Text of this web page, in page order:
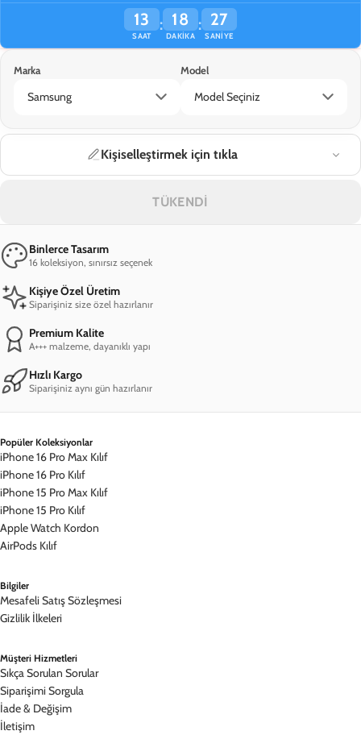
13
SAAT
: 18
DAKIKA
: 27
SANIYE
Marka
Samsung
Model
Model Seçiniz
Kişiselleştirmek için tıkla
TÜKENDİ
Binlerce Tasarım
16 koleksiyon, sınırsız seçenek
Kişiye Özel Üretim
Siparişiniz size özel hazırlanır
Premium Kalite
A+++ malzeme, dayanıklı yapı
Hızlı Kargo
Siparişiniz aynı gün hazırlanır
Popüler Koleksiyonlar
iPhone 16 Pro Max Kılıf
iPhone 16 Pro Kılıf
iPhone 15 Pro Max Kılıf
iPhone 15 Pro Kılıf
Apple Watch Kordon
AirPods Kılıf
Bilgiler
Mesafeli Satış Sözleşmesi
Gizlilik İlkeleri
Müşteri Hizmetleri
Sıkça Sorulan Sorular
Siparişimi Sorgula
İade & Değişim
İletişim